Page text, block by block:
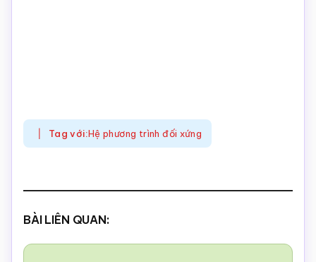
Tag với:Hệ phương trình đối xứng
BÀI LIÊN QUAN: